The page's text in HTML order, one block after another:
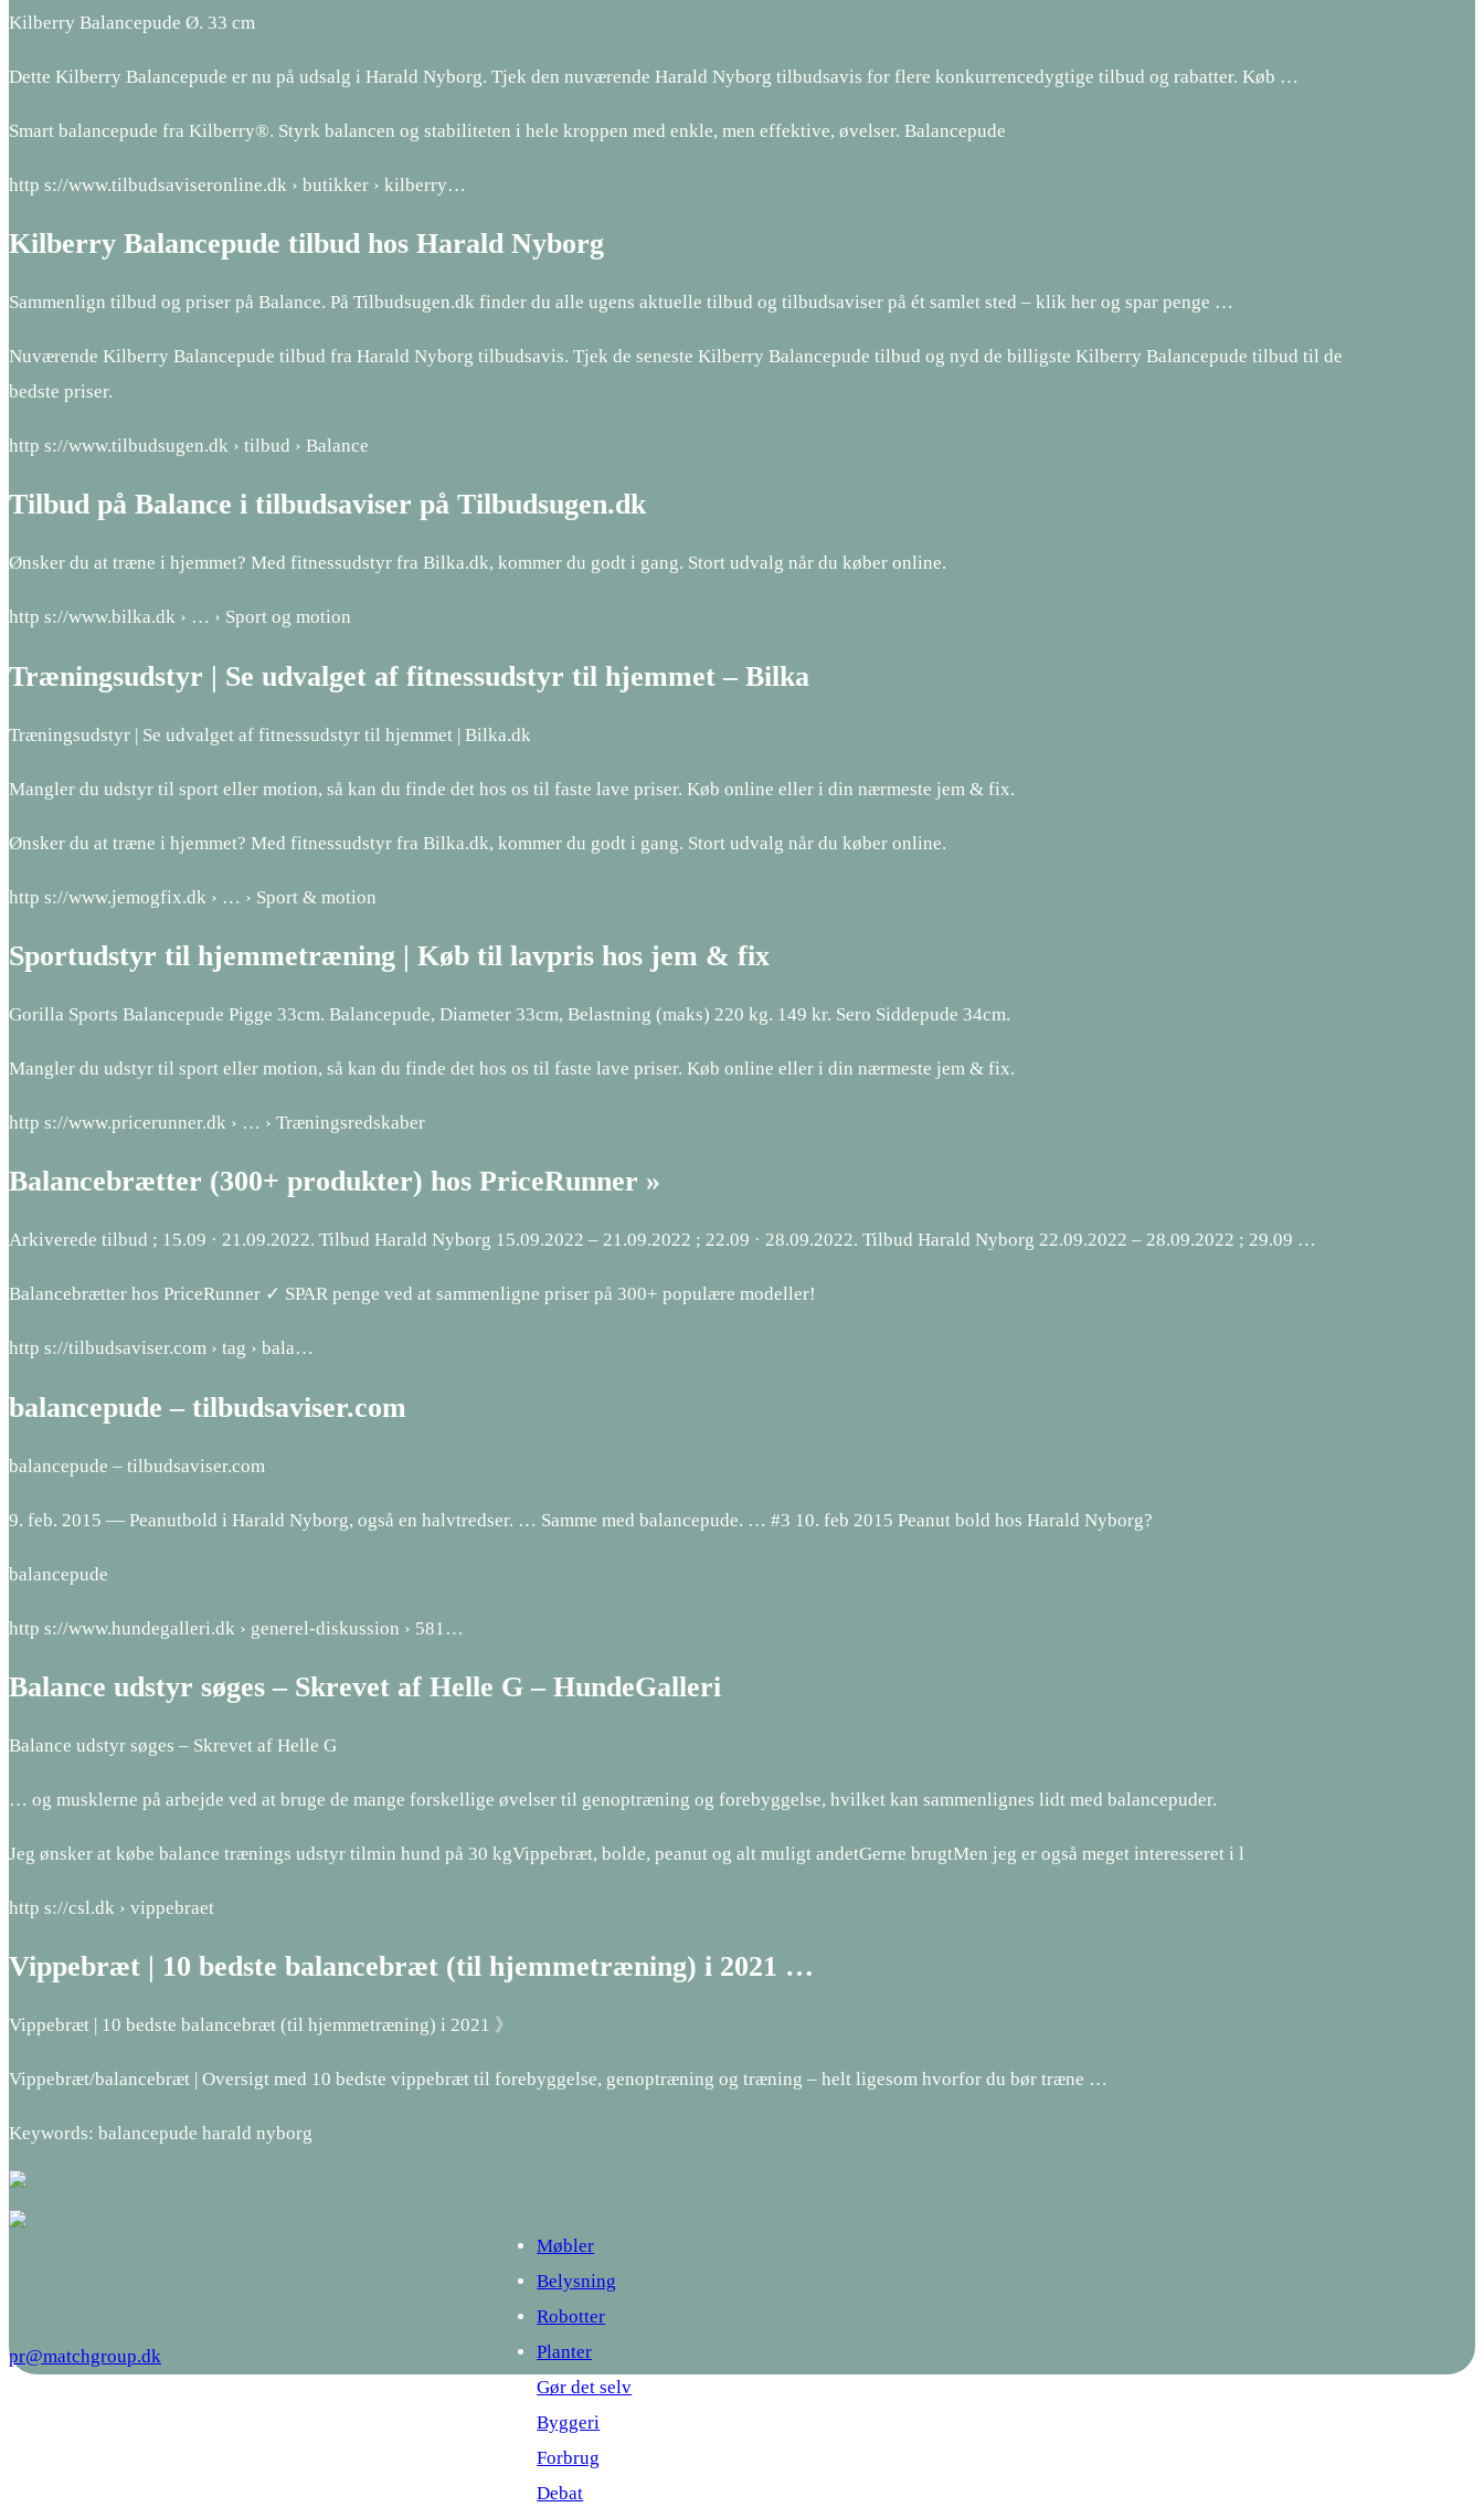
Kilberry Balancepude Ø. 33 cm
Dette Kilberry Balancepude er nu på udsalg i Harald Nyborg. Tjek den nuværende Harald Nyborg tilbudsavis for flere konkurrencedygtige tilbud og rabatter. Køb …
Smart balancepude fra Kilberry®. Styrk balancen og stabiliteten i hele kroppen med enkle, men effektive, øvelser. Balancepude
http s://www.tilbudsaviseronline.dk › butikker › kilberry…
Kilberry Balancepude tilbud hos Harald Nyborg
Sammenlign tilbud og priser på Balance. På Tilbudsugen.dk finder du alle ugens aktuelle tilbud og tilbudsaviser på ét samlet sted – klik her og spar penge …
Nuværende Kilberry Balancepude tilbud fra Harald Nyborg tilbudsavis. Tjek de seneste Kilberry Balancepude tilbud og nyd de billigste Kilberry Balancepude tilbud til de
bedste priser.
http s://www.tilbudsugen.dk › tilbud › Balance
Tilbud på Balance i tilbudsaviser på Tilbudsugen.dk
Ønsker du at træne i hjemmet? Med fitnessudstyr fra Bilka.dk, kommer du godt i gang. Stort udvalg når du køber online.
http s://www.bilka.dk › … › Sport og motion
Træningsudstyr | Se udvalget af fitnessudstyr til hjemmet – Bilka
Træningsudstyr | Se udvalget af fitnessudstyr til hjemmet | Bilka.dk
Mangler du udstyr til sport eller motion, så kan du finde det hos os til faste lave priser. Køb online eller i din nærmeste jem & fix.
Ønsker du at træne i hjemmet? Med fitnessudstyr fra Bilka.dk, kommer du godt i gang. Stort udvalg når du køber online.
http s://www.jemogfix.dk › … › Sport & motion
Sportudstyr til hjemmetræning | Køb til lavpris hos jem & fix
Gorilla Sports Balancepude Pigge 33cm. Balancepude, Diameter 33cm, Belastning (maks) 220 kg. 149 kr. Sero Siddepude 34cm.
Mangler du udstyr til sport eller motion, så kan du finde det hos os til faste lave priser. Køb online eller i din nærmeste jem & fix.
http s://www.pricerunner.dk › … › Træningsredskaber
Balancebrætter (300+ produkter) hos PriceRunner »
Arkiverede tilbud ; 15.09 · 21.09.2022. Tilbud Harald Nyborg 15.09.2022 – 21.09.2022 ; 22.09 · 28.09.2022. Tilbud Harald Nyborg 22.09.2022 – 28.09.2022 ; 29.09 …
Balancebrætter hos PriceRunner ✓ SPAR penge ved at sammenligne priser på 300+ populære modeller!
http s://tilbudsaviser.com › tag › bala…
balancepude – tilbudsaviser.com
balancepude – tilbudsaviser.com
9. feb. 2015 — Peanutbold i Harald Nyborg, også en halvtredser. … Samme med balancepude. … #3 10. feb 2015 Peanut bold hos Harald Nyborg?
balancepude
http s://www.hundegalleri.dk › generel-diskussion › 581…
Balance udstyr søges – Skrevet af Helle G – HundeGalleri
Balance udstyr søges – Skrevet af Helle G
… og musklerne på arbejde ved at bruge de mange forskellige øvelser til genoptræning og forebyggelse, hvilket kan sammenlignes lidt med balancepuder.
Jeg ønsker at købe balance trænings udstyr tilmin hund på 30 kgVippebræt, bolde, peanut og alt muligt andetGerne brugtMen jeg er også meget interesseret i l
http s://csl.dk › vippebraet
Vippebræt | 10 bedste balancebræt (til hjemmetræning) i 2021 …
Vippebræt | 10 bedste balancebræt (til hjemmetræning) i 2021 》
Vippebræt/balancebræt | Oversigt med 10 bedste vippebræt til forebyggelse, genoptræning og træning – helt ligesom hvorfor du bør træne …
Keywords: balancepude harald nyborg
Møbler
Belysning
Robotter
Planter
Gør det selv
Byggeri
Forbrug
Debat
pr@matchgroup.dk